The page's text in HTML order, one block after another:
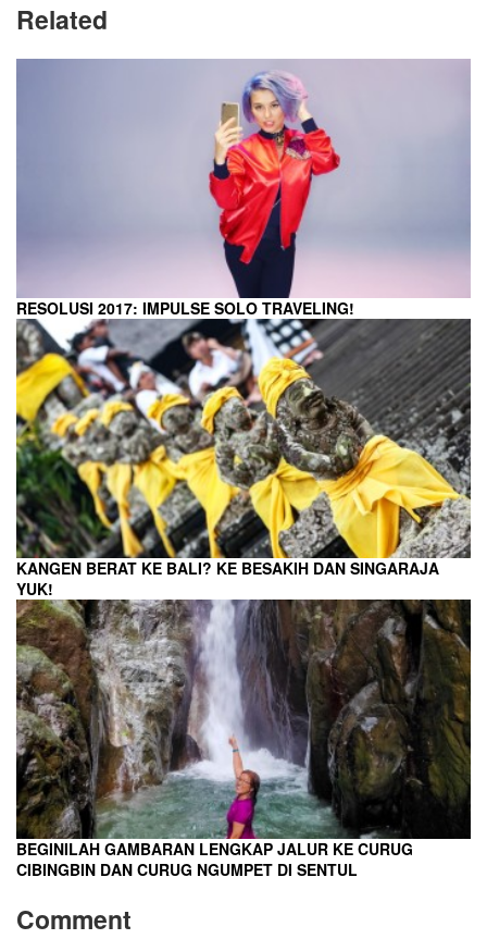
Related
RESOLUSI 2017: IMPULSE SOLO TRAVELING!
KANGEN BERAT KE BALI? KE BESAKIH DAN SINGARAJA
YUK!
BEGINILAH GAMBARAN LENGKAP JALUR KE CURUG
CIBINGBIN DAN CURUG NGUMPET DI SENTUL
Comment